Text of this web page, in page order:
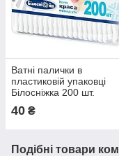
Ватні палички в
пластиковій упаковці
Білосніжка 200 шт.
40 ₴
Подібні товари